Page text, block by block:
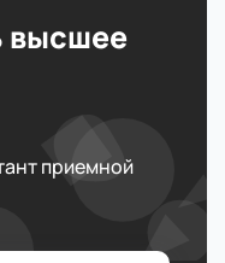
высшее
приемной